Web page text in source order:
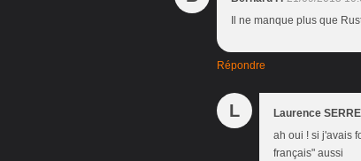
Il ne manque plus que
Répondre
L Laurence
ah oui ! si j'avais
français" aussi